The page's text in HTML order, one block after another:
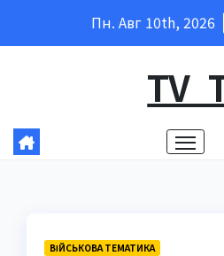
Пн. Авг 10th, 2026
ВІЙСЬКОВА ТЕМАТИКА